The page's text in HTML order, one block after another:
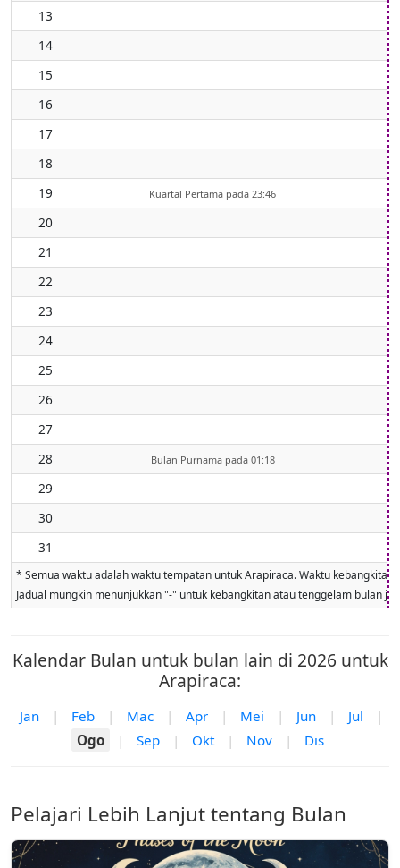
13
14
15
16
17
18
19
Kuartal Pertama pada 23:46
20
21
22
23
24
25
26
27
28
Bulan Purnama pada 01:18
29
30
31
* Semua waktu adalah waktu tempatan untuk Arapiraca. Waktu
Jadual mungkin menunjukkan "-" untuk kebangkitan atau tenggelam bulan
Kalendar Bulan untuk bulan lain di 2026 untuk
Arapiraca:
Jan | Feb | Mac | Apr | Mei | Jun | Jul
|
Ogo
| Sep | Okt | Nov | Dis
Pelajari Lebih Lanjut tentang Bulan